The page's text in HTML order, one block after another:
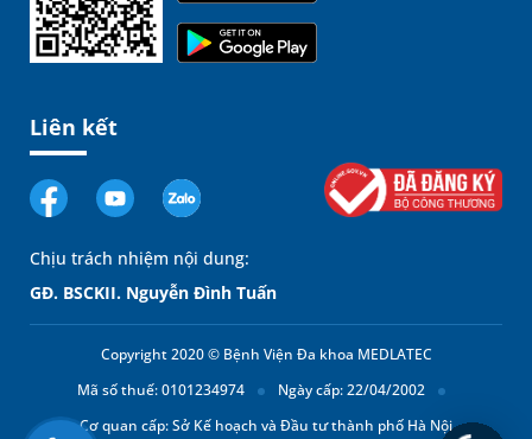
Liên kết
Chịu trách nhiệm nội dung:
GĐ. BSCKII. Nguyễn Đình Tuấn
Copyright 2020 © Bệnh Viện Đa khoa MEDLATEC
Mã số thuế: 0101234974
Ngày cấp: 22/04/2002
Cơ quan cấp: Sở Kế hoạch và Đầu tư thành phố Hà Nội